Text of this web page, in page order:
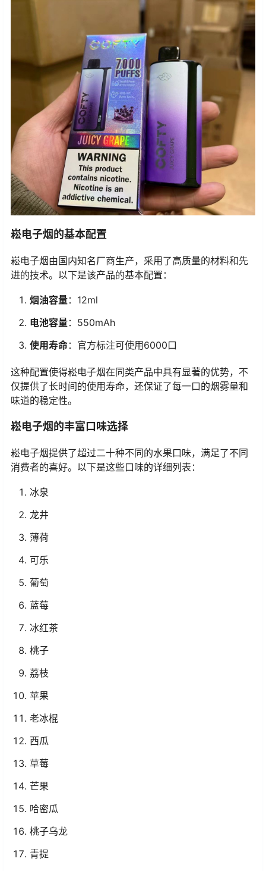
崧电子烟的基本配置
崧电子烟由国内知名厂商生产，采用了高质量的材料和先
进的技术。以下是该产品的基本配置：
烟油容量：12ml
电池容量：550mAh
使用寿命：官方标注可使用6000口
这种配置使得崧电子烟在同类产品中具有显著的优势，不
仅提供了长时间的使用寿命，还保证了每一口的烟雾量和
味道的稳定性。
崧电子烟的丰富口味选择
崧电子烟提供了超过二十种不同的水果口味，满足了不同
消费者的喜好。以下是这些口味的详细列表：
冰泉
龙井
薄荷
可乐
葡萄
蓝莓
冰红茶
桃子
荔枝
苹果
老冰棍
西瓜
草莓
芒果
哈密瓜
桃子乌龙
青提